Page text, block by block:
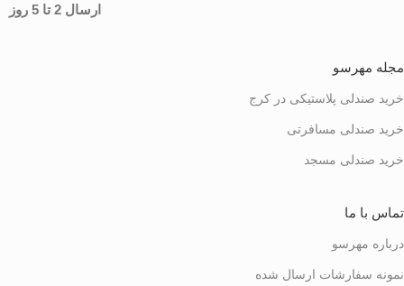
ارسال 2 تا 5 روز
مجله مهرسو
خرید صندلی پلاستیکی در کرج
خرید صندلی مسافرتی
خرید صندلی مسجد
تماس با ما
درباره مهرسو
نمونه سفارشات ارسال شده